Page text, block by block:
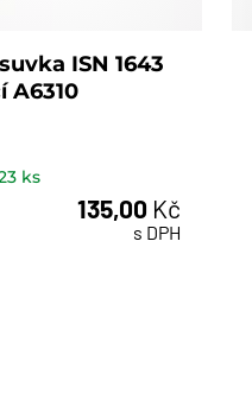
ISN 1643
A6310
ks
135,00 Kč
s DPH